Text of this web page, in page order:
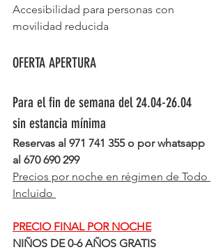
Accesibilidad para personas con
movilidad reducida
OFERTA APERTURA
Para el fin de semana del 24.04-26.04
sin estancia mínima
Reservas al 971 741 355 o por whatsapp
al 670 690 299
Precios por noche en régimen de Todo
Incluido
PRECIO FINAL POR NOCHE
NIÑOS DE 0-6 AÑOS GRATIS